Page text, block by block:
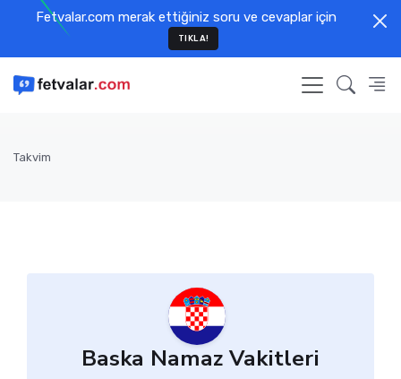
Fetvalar.com merak ettiğiniz soru ve cevaplar için
TIKLA!
Takvim
Baska Namaz Vakitleri